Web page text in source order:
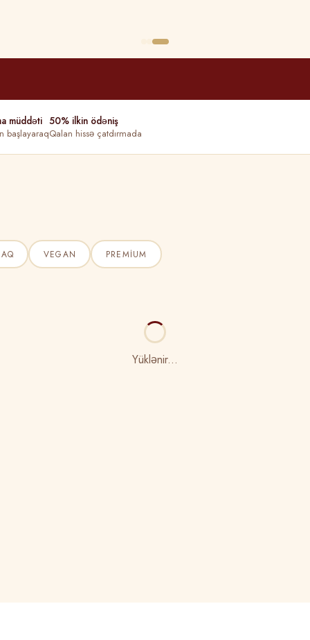
müddəti
başlayaraq
50% ilkin ödəniş
Qalan hissə çatdırmada
VEGAN PREMIUM
Yüklənir...